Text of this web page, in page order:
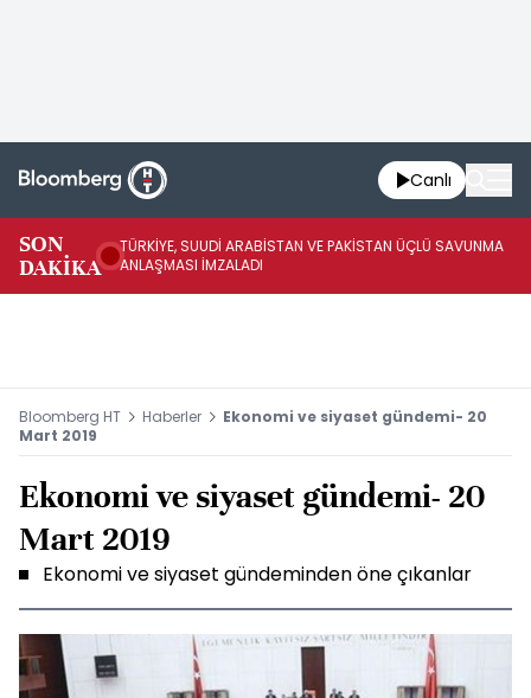
Canlı
SON
DAKİKA
TÜRKİYE, SUUDİ ARABİSTAN VE PAKİSTAN ÜÇLÜ SAVUNMA
ANLAŞMASI İMZALADI
Bloomberg HT Haberler
Ekonomi ve siyaset gündemi- 20
Mart 2019
Ekonomi ve siyaset gündemi- 20
Mart 2019
Ekonomi ve siyaset gündeminden öne çıkanlar